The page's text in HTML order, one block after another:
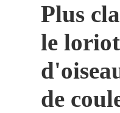
Plus
le loriot
de